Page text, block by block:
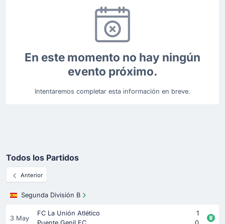
En este momento no hay ningún
evento próximo.
Intentaremos completar esta información en breve.
Todos los Partidos
Anterior
Segunda División B
3 May
FC La Unión Atlético
1